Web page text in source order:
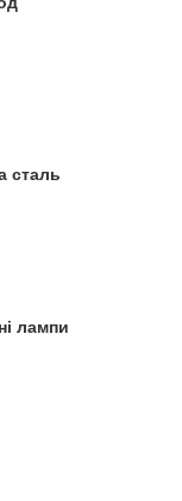
сталь
лампи